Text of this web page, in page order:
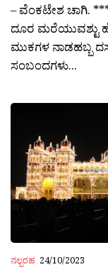
– ವೆಂಕಟೇಶ ಚಾಗಿ.
ದೂರ ಮರೆಯುವಶ್ಟು
ಮುಕಗಳ ನಾಡಹಬ್ಬ
ಸಂಬಂದಗಳು...
ನಲ್ಬರಹ 24/10/2023